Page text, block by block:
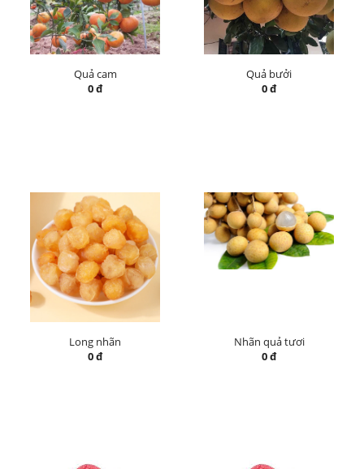
Quả cam
0 đ
Quả bưởi
0 đ
Long nhãn
0 đ
Nhãn quả tươi
0 đ